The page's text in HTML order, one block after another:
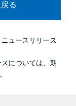
る
ュースリリース
については、期